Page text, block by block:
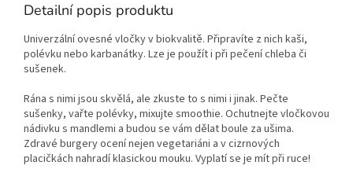
Detailní popis produktu
Univerzální ovesné vločky v biokvalitě. Připravíte z nich kaši,
polévku nebo karbanátky. Lze je použít i při pečení chleba či
sušenek.
Rána s nimi jsou skvělá, ale zkuste to s nimi i jinak. Pečte
sušenky, vařte polévky, mixujte smoothie. Ochutnejte vločkovou
nádivku s mandlemi a budou se vám dělat boule za ušima.
Zdravé burgery ocení nejen vegetariáni a v cizrnových
placičkách nahradí klasickou mouku. Vyplatí se je mít při ruce!